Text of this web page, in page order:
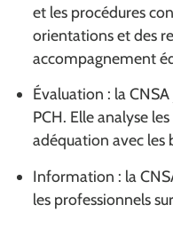
et les procédures
orientations et des
accompagnement
Évaluation : la
PCH. Elle analyse
adéquation avec les
Information : la
les professionnels